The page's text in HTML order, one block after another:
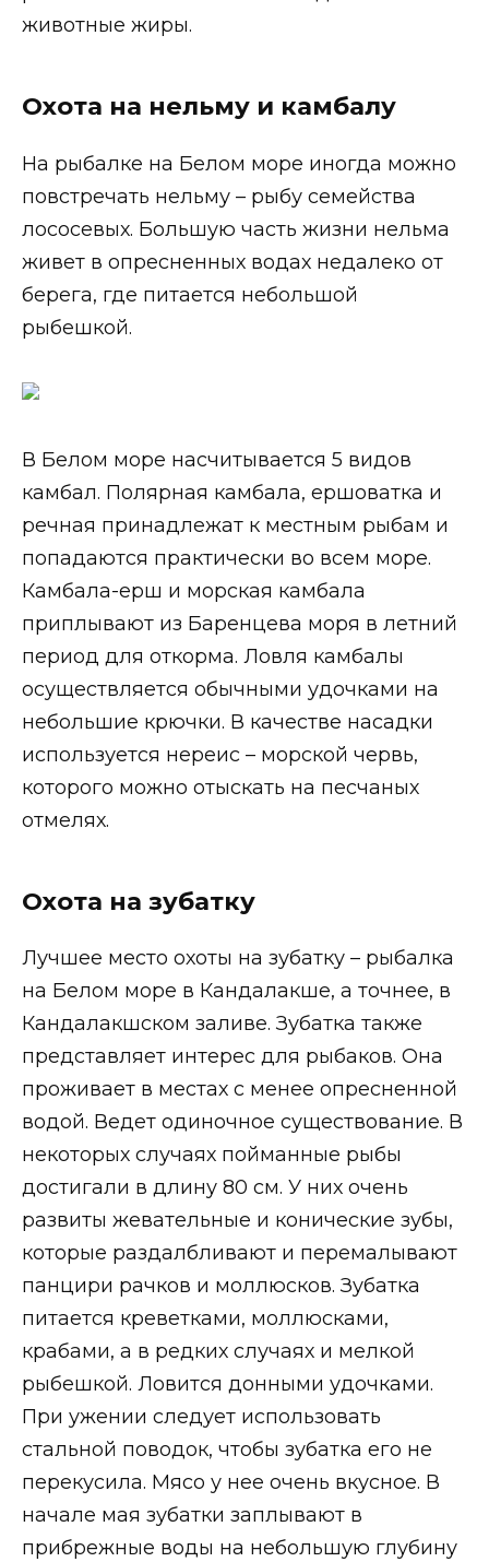
животные жиры.
Охота на нельму и камбалу
На рыбалке на Белом море иногда можно
повстречать нельму – рыбу семейства
лососевых. Большую часть жизни нельма
живет в опресненных водах недалеко от
берега, где питается небольшой
рыбешкой.
В Белом море насчитывается 5 видов
камбал. Полярная камбала, ершоватка и
речная принадлежат к местным рыбам и
попадаются практически во всем море.
Камбала-ерш и морская камбала
приплывают из Баренцева моря в летний
период для откорма. Ловля камбалы
осуществляется обычными удочками на
небольшие крючки. В качестве насадки
используется нереис – морской червь,
которого можно отыскать на песчаных
отмелях.
Охота на зубатку
Лучшее место охоты на зубатку – рыбалка
на Белом море в Кандалакше, а точнее, в
Кандалакшском заливе. Зубатка также
представляет интерес для рыбаков. Она
проживает в местах с менее опресненной
водой. Ведет одиночное существование. В
некоторых случаях пойманные рыбы
достигали в длину 80 см. У них очень
развиты жевательные и конические зубы,
которые раздалбливают и перемалывают
панцири рачков и моллюсков. Зубатка
питается креветками, моллюсками,
крабами, а в редких случаях и мелкой
рыбешкой. Ловится донными удочками.
При ужении следует использовать
стальной поводок, чтобы зубатка его не
перекусила. Мясо у нее очень вкусное. В
начале мая зубатки заплывают в
прибрежные воды на небольшую глубину